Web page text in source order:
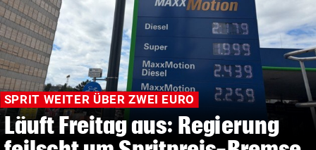
SPRIT WEITER ÜBER ZWEI EURO
Läuft Freitag aus: Regierung